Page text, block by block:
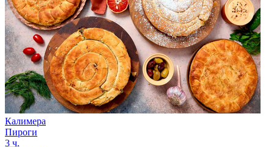
Калимера
Пироги
3 ч.